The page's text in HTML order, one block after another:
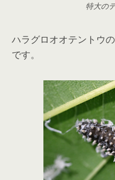
特大の
ハラグロオオテントウ
です。